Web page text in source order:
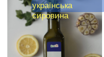
українська
сировина